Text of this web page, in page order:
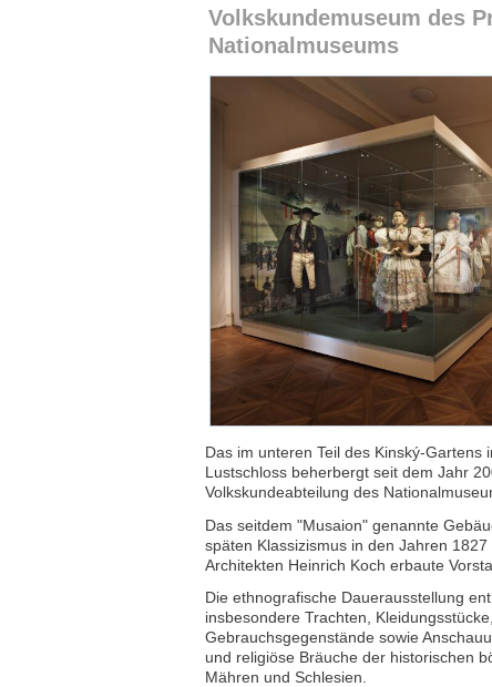
Volkskundemuseum des
Nationalmuseums
Das im unteren Teil des Kinský-Gartens
Lustschloss beherbergt seit dem Jahr
Volkskundeabteilung des
Das seitdem "Musaion" genannte
späten Klassizismus in den Jahren
Architekten Heinrich Koch erbaute
Die ethnografische Dauerausstellung
insbesondere Trachten,
Gebrauchsgegenstände sowie
und religiöse Bräuche der historischen
Mähren und Schlesien.